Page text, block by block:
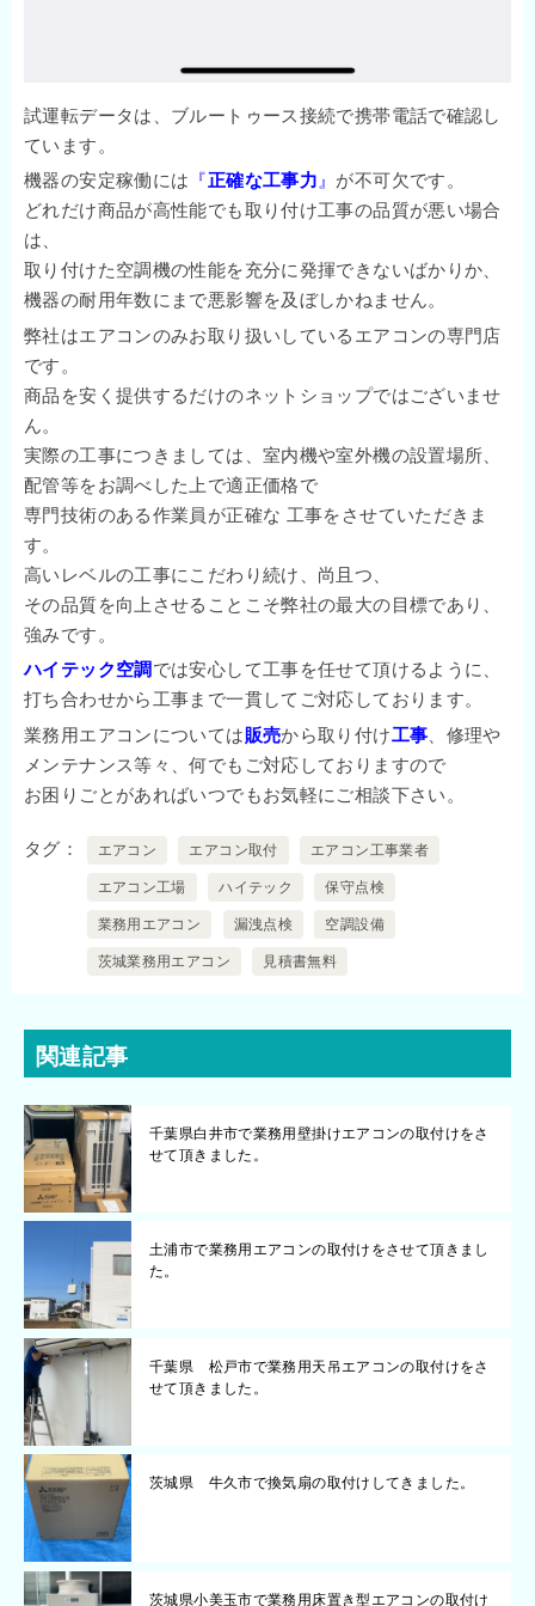
試運転データは、ブルートゥース接続で携帯電話で確認し
ています。
機器の安定稼働には 『正確な工事力』 が不可欠です。
どれだけ商品が高性能でも取り付け工事の品質が悪い場合
は、
取り付けた空調機の性能を充分に発揮できないばかりか、
機器の耐用年数にまで悪影響を及ぼしかねません。
弊社はエアコンのみお取り扱いしているエアコンの専門店
です。
商品を安く提供するだけのネットショップではございませ
ん。
実際の工事につきましては、室内機や室外機の設置場所、
配管等をお調べした上で適正価格で
専門技術のある作業員が正確な 工事をさせていただきま
す。
高いレベルの工事にこだわり続け、尚且つ、
その品質を向上させることこそ弊社の最大の目標であり、
強みです。
ハイテック空調 では安心して工事を任せて頂けるように、
打ち合わせから工事まで一貫してご対応しております。
業務用エアコンについては販売から取り付け工事 、修理や
メンテナンス等々、何でもご対応しておりますので
お困りごとがあればいつでもお気軽にご相談下さい。
タグ エアコン エアコン取付 エアコン工事業者
エアコン工場 ハイテック 保守点検
業務用エアコン 漏洩点検 空調設備
茨城業務用エアコン 見積書無料
関連記事
千葉県白井市で業務用壁掛けエアコンの取付けをさ
せて頂きました。
土浦市で業務用エアコンの取付けをさせて頂きまし
た。
千葉県 松戸市で業務用天吊エアコンの取付けをさ
せて頂きました。
茨城県 牛久市で換気扇の取付けしてきました。
茨城県小美玉市で業務用床置き型エアコンの取付け